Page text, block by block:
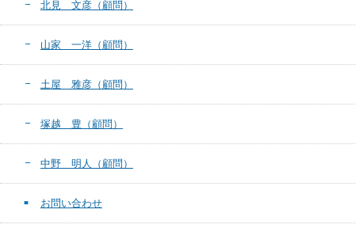
北見 文彦（顧問）
山家 一洋（顧問）
土屋 雅彦（顧問）
塚越 豊（顧問）
中野 明人（顧問）
お問い合わせ